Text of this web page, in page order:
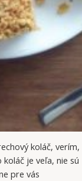
koláč, verím,
je veľa, nie sú
pre vás